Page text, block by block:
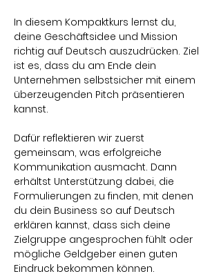
In diesem Kompaktkurs lernst du,
deine Geschäftsidee und Mission
richtig auf Deutsch auszudrücken. Ziel
ist es, dass du am Ende dein
Unternehmen selbstsicher mit einem
überzeugenden Pitch präsentieren
kannst.
Dafür reflektieren wir zuerst
gemeinsam, was erfolgreiche
Kommunikation ausmacht. Dann
erhältst Unterstützung dabei, die
Formulierungen zu finden, mit denen
du dein Business so auf Deutsch
erklären kannst, dass sich deine
Zielgruppe angesprochen fühlt oder
mögliche Geldgeber einen guten
Eindruck bekommen können.